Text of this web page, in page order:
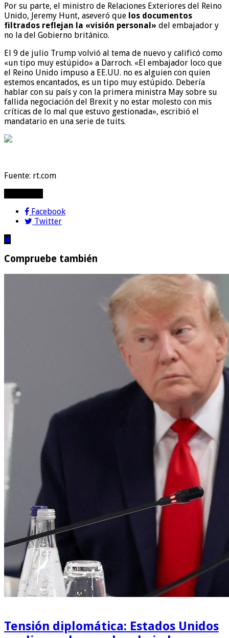
Por su parte, el ministro de Relaciones Exteriores del Reino
Unido, Jeremy Hunt, aseveró que los documentos
filtrados reflejan la «visión personal» del embajador y
no la del Gobierno británico.
El 9 de julio Trump volvió al tema de nuevo y calificó como
«un tipo muy estúpido» a Darroch. «El embajador loco que
el Reino Unido impuso a EE.UU. no es alguien con quien
estemos encantados, es un tipo muy estúpido. Debería
hablar con su país y con la primera ministra May sobre su
fallida negociación del Brexit y no estar molesto con mis
críticas de lo mal que estuvo gestionada», escribió el
mandatario en una serie de tuits.
Fuente: rt.com
Facebook
Twitter
Compruebe también
Tensión diplomática: Estados Unidos